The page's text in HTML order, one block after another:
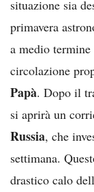
situazione sia
primavera
a medio
circolazione
Papà. Dopo il
si aprirà un
Russia, che
settimana.
drastico calo